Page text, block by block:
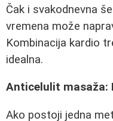
Čak i svakodnevna
vremena može
Kombinacija kardio
idealna.
Anticelulit masaža:
Ako postoji jedna